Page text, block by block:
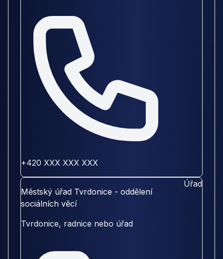
+420 XXX XXX XXX
Městský úřad Tvrdonice - oddělení
sociálních věcí
Tvrdonice, radnice nebo úřad
Úřad